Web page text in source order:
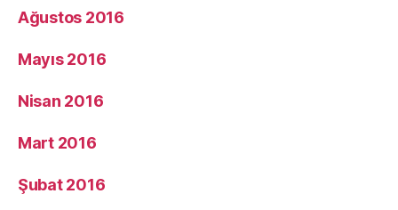
Ağustos 2016
Mayıs 2016
Nisan 2016
Mart 2016
Şubat 2016